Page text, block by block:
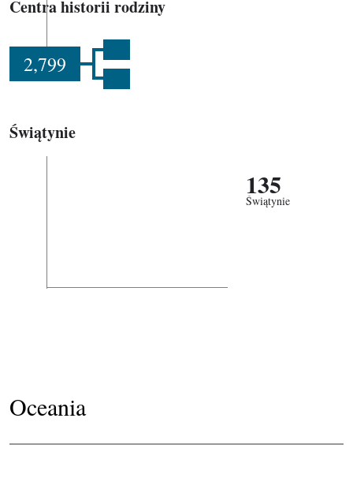
Centra historii rodziny
2,799
Świątynie
135
Świątynie
Oceania